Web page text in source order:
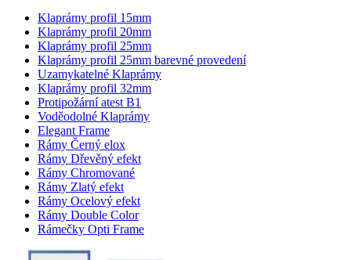
Klaprámy profil 15mm
Klaprámy profil 20mm
Klaprámy profil 25mm
Klaprámy profil 25mm barevné provedení
Uzamykatelné Klaprámy
Klaprámy profil 32mm
Protipožární atest B1
Voděodolné Klaprámy
Elegant Frame
Rámy Černý elox
Rámy Dřevěný efekt
Rámy Chromované
Rámy Zlatý efekt
Rámy Ocelový efekt
Rámy Double Color
Rámečky Opti Frame